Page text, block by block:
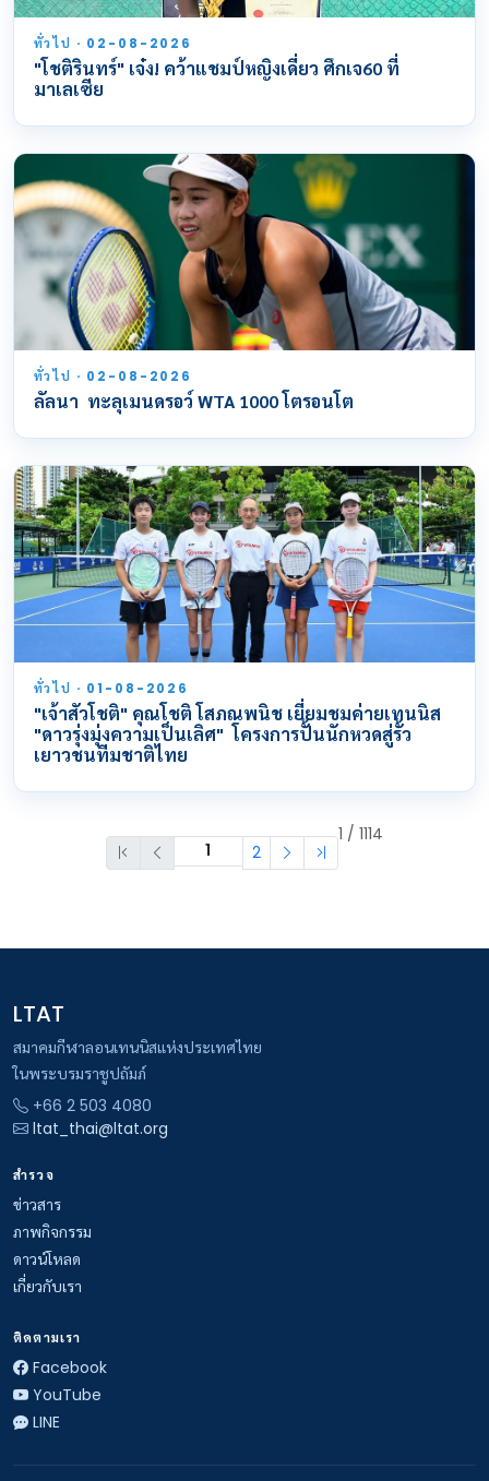
ทั่วไป · 02-08-2026
"โชติรินทร์" เจ๋ง! คว้าแชมป์หญิงเดี่ยว ศึกเจ60 ที่
มาเลเซีย
ทั่วไป · 02-08-2026
ลัลนา ทะลุเมนดรอว์ WTA 1000 โตรอนโต
ทั่วไป · 01-08-2026
"เจ้าสัวโชติ" คุณโชติ โสภณพนิช เยี่ยมชมค่ายเทนนิส
"ดาวรุ่งมุ่งความเป็นเลิศ" โครงการปั้นนักหวดสู่รั้ว
เยาวชนทีมชาติไทย
2
1 / 1114
LTAT
สมาคมกีฬาลอนเทนนิสแห่งประเทศไทย
ในพระบรมราชูปถัมภ์
+66 2 503 4080
ltat_thai@ltat.org
สำรวจ
ข่าวสาร
ภาพกิจกรรม
ดาวน์โหลด
เกี่ยวกับเรา
ติดตามเรา
Facebook
YouTube
LINE